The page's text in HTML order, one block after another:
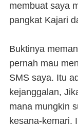
membuat saya
pangkat Kajari
Buktinya
pernah mau
SMS saya. Itu
kejanggalan,
mana mungkin
kesana-kemari.